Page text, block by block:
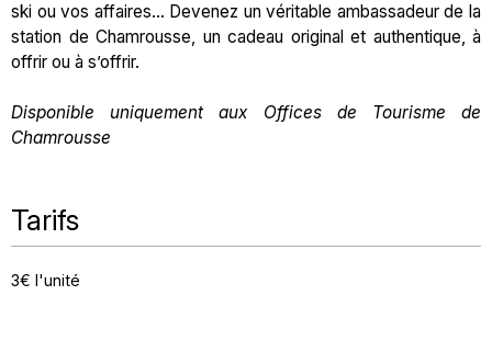
ski ou vos affaires... Devenez un véritable ambassadeur de la
station de Chamrousse, un cadeau original et authentique, à
offrir ou à s’offrir.
Disponible uniquement aux Offices de Tourisme de
Chamrousse
Tarifs
3€ l'unité